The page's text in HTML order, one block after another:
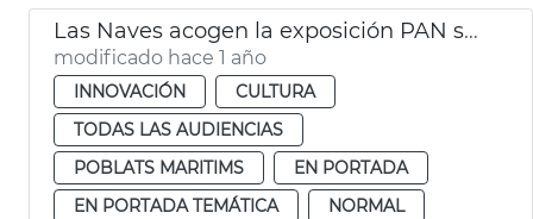
Las Naves acogen la exposición PAN sobre alimentación infantil
modificado hace 1 año
INNOVACIÓN
CULTURA
TODAS LAS AUDIENCIAS
POBLATS MARITIMS
EN PORTADA
EN PORTADA TEMÁTICA
NORMAL